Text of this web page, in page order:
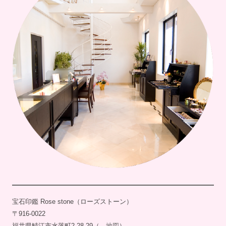
宝石印鑑 Rose stone（ローズストーン）
〒916-0022